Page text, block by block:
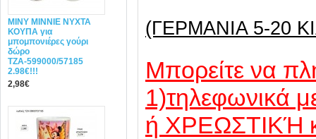
MINY ΜΙΝΝΙΕ ΝΥΧΤΑ
ΚΟΥΠΑ για
μπομπονιέρες γούρι
δώρο
ΤΖΑ-599000/57185
2.98€!!!
2,98€
(ΓΕΡΜΑΝΙΑ 5-20
Mπορείτε να
1)τηλεφωνικά
ή ΧΡΕΩΣΤΙΚΉ